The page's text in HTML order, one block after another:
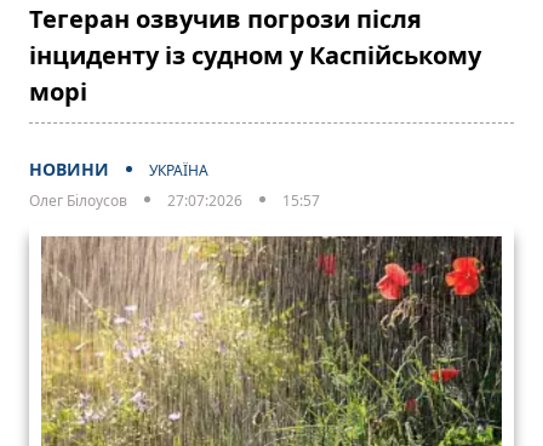
Тегеран озвучив погрози після
інциденту із судном у Каспійському
морі
НОВИНИ
УКРАЇНА
Олег Білоусов
27:07:2026 15:57